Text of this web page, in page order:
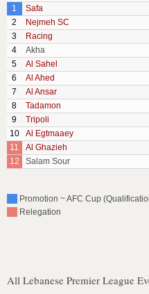
1
Safa
2
Nejmeh SC
3
Racing
4
Akha
5
Al Sahel
6
Al Ahed
7
Al Ansar
8
Tadamon
9
Tripoli
10
Al Egtmaaey
11
Al Ghazieh
12
Salam Sour
Promotion ~ AFC Cup
Relegation
All Lebanese Premier League